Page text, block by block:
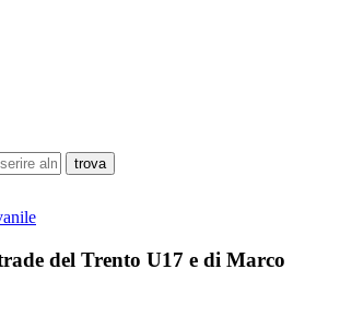
del Trento U17 e di Marco